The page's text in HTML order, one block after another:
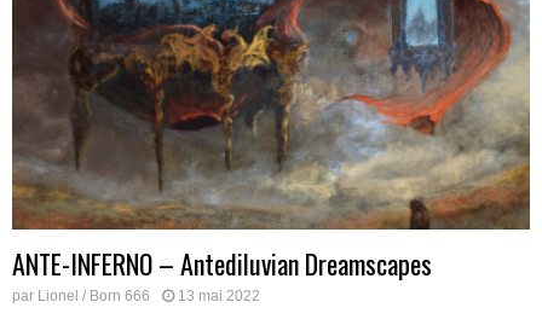
ANTE-INFERNO – Antediluvian Dreamscapes
par Lionel / Born 666 13 mai 2022